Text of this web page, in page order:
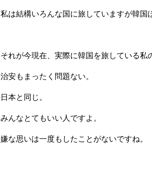
私は結構いろんな国に旅していますが韓
それが今現在、実際に韓国を旅している私
治安もまったく問題ない。
日本と同じ。
みんなとてもいい人ですよ。
嫌な思いは一度もしたことがないですね。